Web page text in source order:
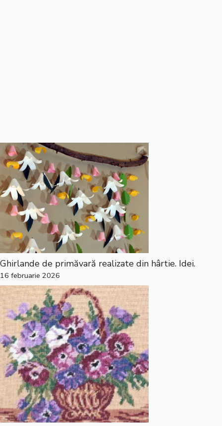
Ghirlande de primăvară realizate din hârtie. Idei.
16 februarie 2026